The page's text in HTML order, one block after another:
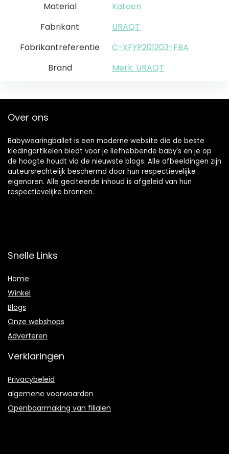
Material
Katoen
Fabrikant
URAQT
Fabrikantreferentie
C-XFYP201203-FBA
Brand
Merk: URAQT
Over ons
Babywearingballet is een moderne website die de beste
kledingartikelen biedt voor je liefhebbende baby’s en je op
de hoogte houdt via de nieuwste blogs. Alle afbeeldingen zijn
auteursrechtelijk beschermd door hun respectievelijke
eigenaren. Alle geciteerde inhoud is afgeleid van hun
respectievelijke bronnen.
Snelle Links
Home
Winkel
Blogs
Onze webshops
Adverteren
Verklaringen
Privacybeleid
algemene voorwaarden
Openbaarmaking van filialen